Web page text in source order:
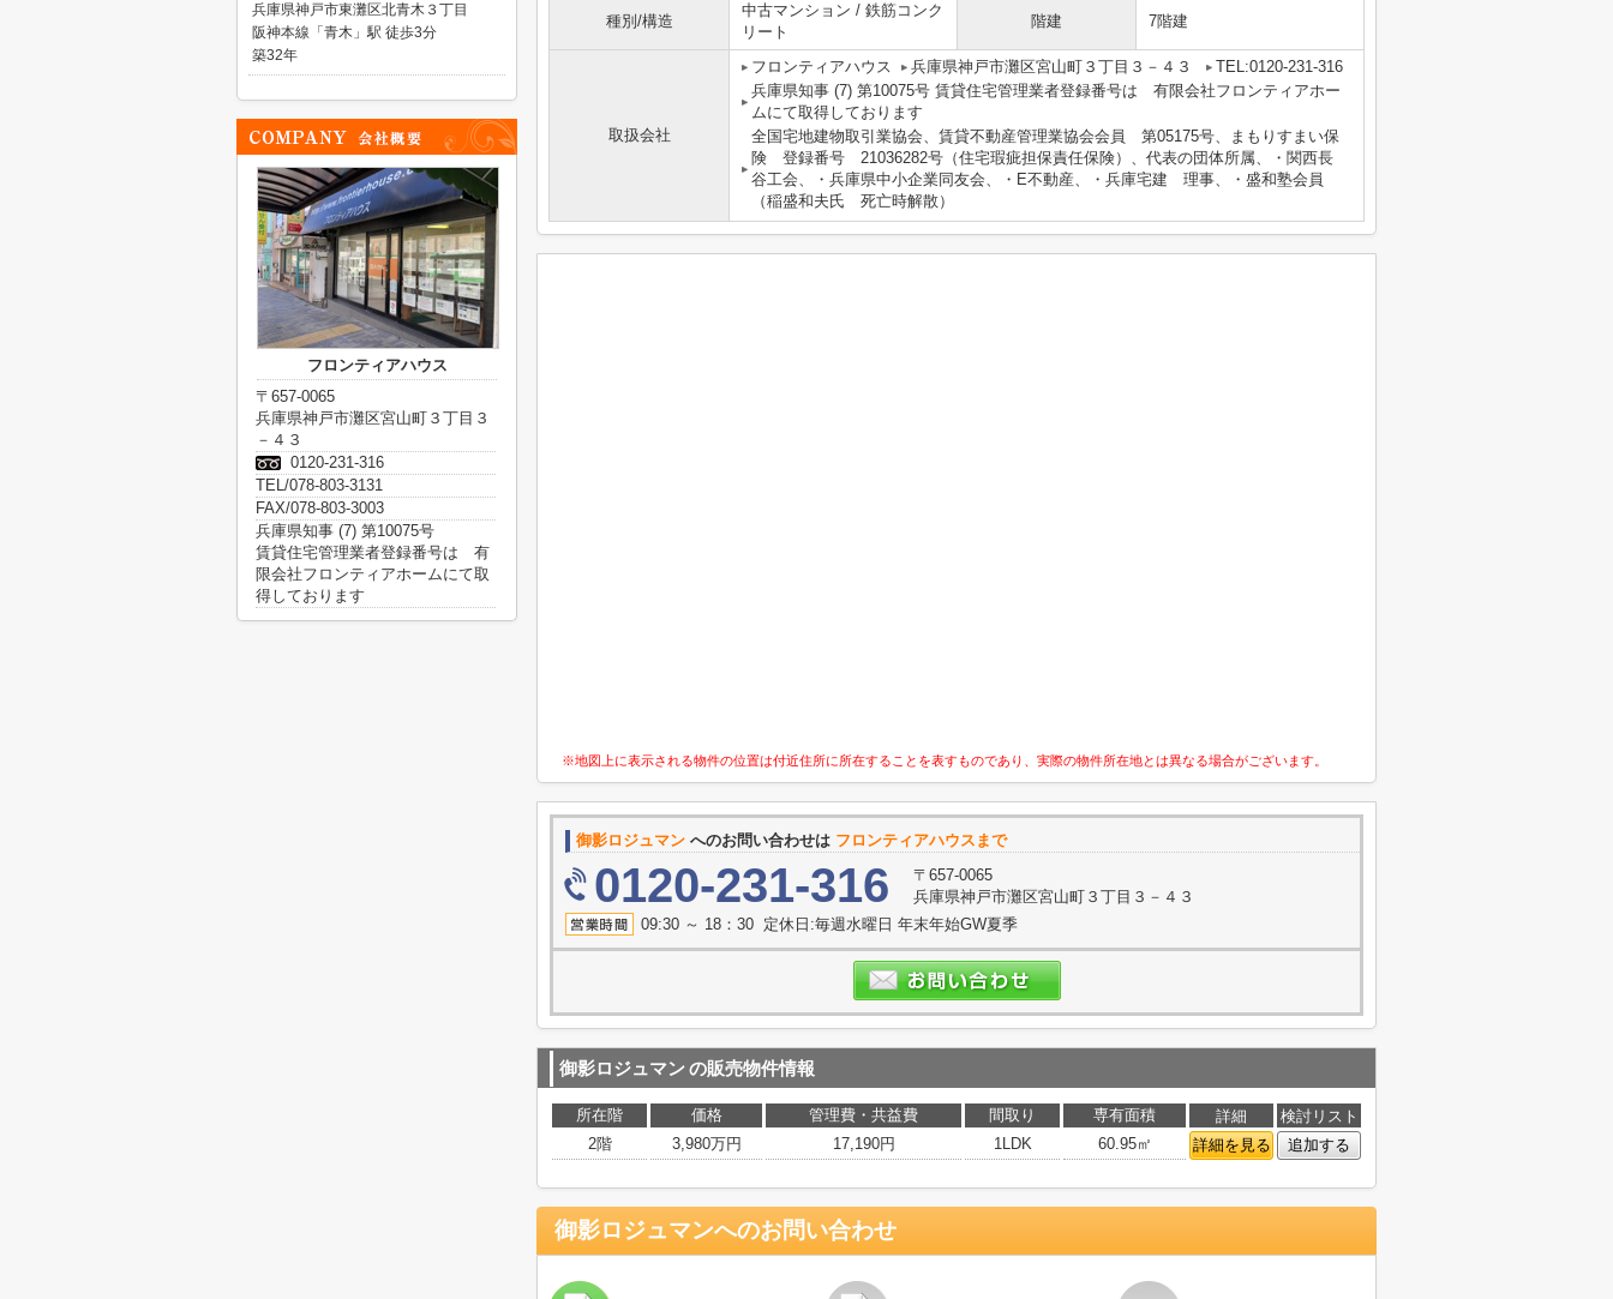
種別/構造
中古マンション / 鉄筋コンク
リート
階建 7階建
取扱会社
フロンティアハウス 兵庫県神戸市灘区宮山町３丁目３－４３
TEL:0120-231-316
兵庫県知事 (7) 第10075号 賃貸住宅管理業者登録番号は 有限会社フロンティアホー
ムにて取得しております
全国宅地建物取引業協会、賃貸不動産管理業協会会員 第05175号、まもりすまい保
険 登録番号 21036282号（住宅瑕疵担保責任保険）、代表の団体所属、・関西長
谷工会、・兵庫県中小企業同友会、・E不動産、・兵庫宅建 理事、・盛和塾会員
（稲盛和夫氏 死亡時解散）
※地図上に表示される物件の位置は付近住所に所在することを表すものであり、実際の物件所在地とは異なる場合がございます。
御影ロジュマン へのお問い合わせは フロンティアハウスまで
0120-231-316
〒657-0065
兵庫県神戸市灘区宮山町３丁目３－４３
09:30 ～ 18：30 定休日:毎週水曜日 年末年始GW夏季
御影ロジュマンの販売物件情報
所在階 価格 管理費・共益費 間取り 専有面積 詳細
検討リスト
2階
3,980万円 17,190円 1LDK 60.95㎡ 詳細を見る 追加する
御影ロジュマンへのお問い合わせ
兵庫県神戸市東灘区北青木３丁目
阪神本線「青木」駅 徒歩3分
築32年
フロンティアハウス
〒657-0065
兵庫県神戸市灘区宮山町３丁目３
－４３
0120-231-316
TEL/078-803-3131
FAX/078-803-3003
兵庫県知事 (7) 第10075号
賃貸住宅管理業者登録番号は 有
限会社フロンティアホームにて取
得しております